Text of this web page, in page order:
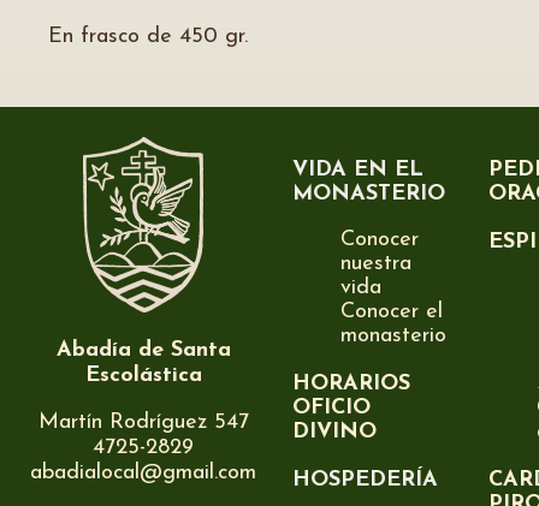
En frasco de 450 gr.
Abadía de Santa
Escolástica
Martín Rodríguez 547
4725-2829
abadialocal@gmail.com
VIDA EN EL
MONASTERIO
Conocer
nuestra
vida
Conocer el
monasterio
HORARIOS
OFICIO
DIVINO
HOSPEDERÍA